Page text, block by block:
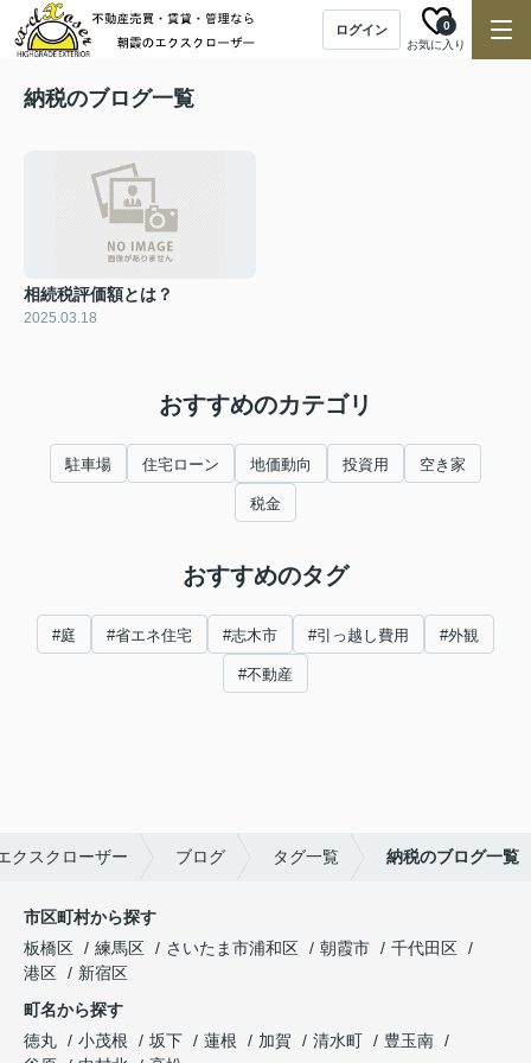
ログイン
お気に入り
0
納税のブログ一覧
相続税評価額とは？
2025.03.18
おすすめのカテゴリ
駐車場 住宅ローン 地価動向 投資用 空き家
税金
おすすめのタグ
#庭 #省エネ住宅 #志木市 #引っ越し費用 #外観
#不動産
クスクローザー ブログ タグ一覧 納税のブログ一覧
市区町村から探す
板橋区
練馬区 さいたま市浦和区 朝霞市
千代田区
港区
新宿区
町名から探す
徳丸
小茂根 坂下 蓮根 加賀 清水町
豊玉南